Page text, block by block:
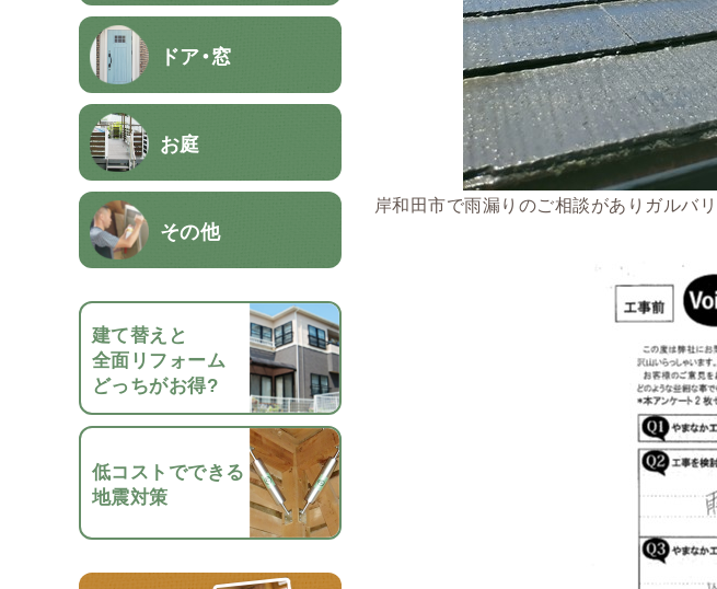
ドア・窓
お庭
その他
建て替えと
全面リフォーム
どっちがお得?
低コストでできる
地震対策
岸和田市で雨漏りのご相談がありガルバ